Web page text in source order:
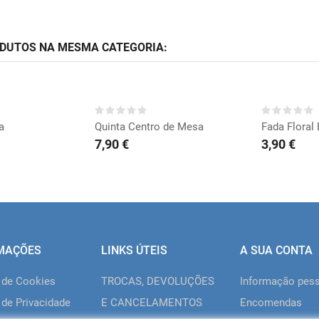
NA MESMA CATEGORIA:
Quinta Centro de Mesa
7,90 €
Fada Floral
3,90 €
Cookies
Privacidade
LINKS ÚTEIS
TROCAS, DEVOLUÇÕES
E CANCELAMENTOS
A SUA CONTA
Informação
Encomendas